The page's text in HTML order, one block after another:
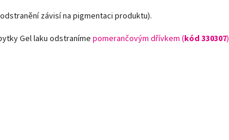
závisí na pigmentaci produktu).
Gel laku odstraníme pomerančovým dřívkem (kód 330307)